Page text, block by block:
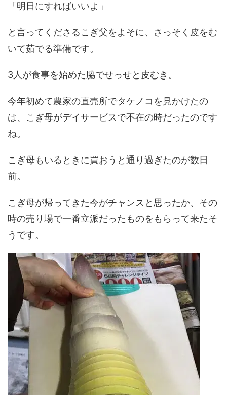
「明日にすればいいよ」
と言ってくださるこぎ父をよそに、さっそく皮をむ
いて茹でる準備です。
3人が食事を始めた脇でせっせと皮むき。
今年初めて農家の直売所でタケノコを見かけたの
は、こぎ母がデイサービスで不在の時だったのです
ね。
こぎ母もいるときに買おうと通り過ぎたのが数日
前。
こぎ母が帰ってきた今がチャンスと思ったか、その
時の売り場で一番立派だったものをもらって来たそ
うです。